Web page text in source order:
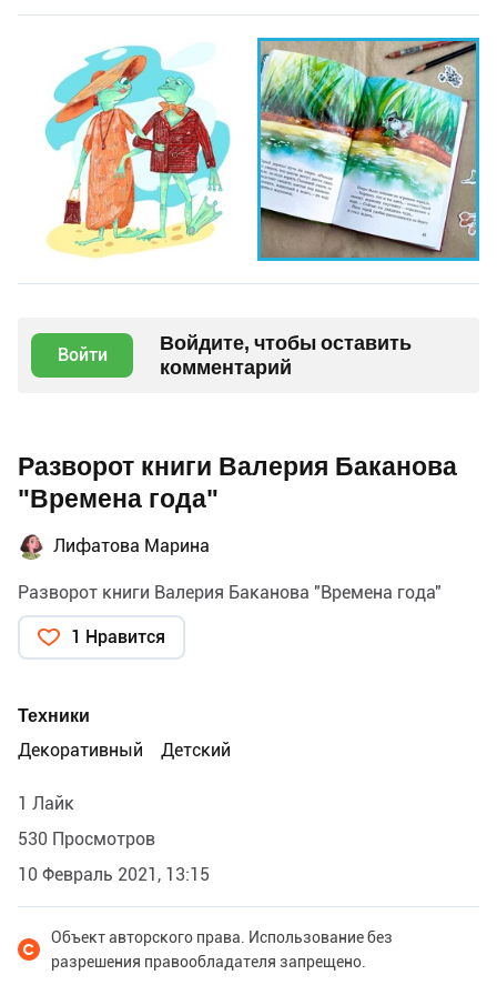
Войти
Войдите, чтобы оставить
комментарий
Разворот книги Валерия Баканова
"Времена года"
Лифатова Марина
Разворот книги Валерия Баканова "Времена года"
1 Нравится
Техники
Декоративный
Детский
1 Лайк
530 Просмотров
10 Февраль 2021, 13:15
Объект авторского права. Использование без
разрешения правообладателя запрещено.